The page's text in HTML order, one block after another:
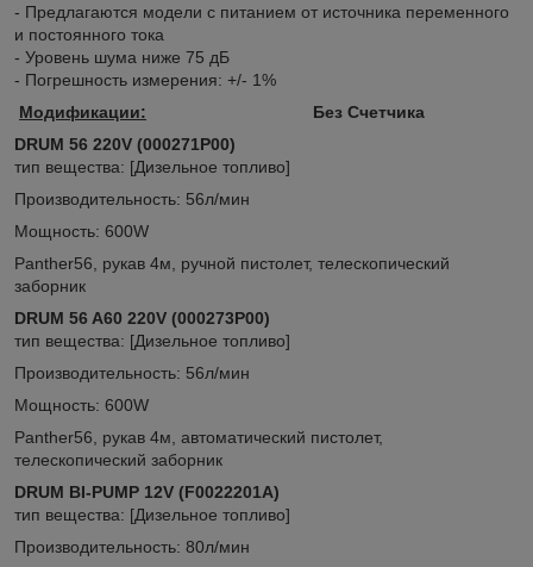
- Предлагаются модели с питанием от источника переменного
и постоянного тока
- Уровень шума ниже 75 дБ
- Погрешность измерения: +/- 1%
Модификации:
Без Счетчика
DRUM 56 220V (000271P00)
тип вещества: [Дизельное топливо]
Производительность: 56л/мин
Мощность: 600W
Panther56, рукав 4м, ручной пистолет, телескопический
заборник
DRUM 56 A60 220V (000273P00)
тип вещества: [Дизельное топливо]
Производительность: 56л/мин
Мощность: 600W
Panther56, рукав 4м, автоматический пистолет,
телескопический заборник
DRUM BI-PUMP 12V (F0022201A)
тип вещества: [Дизельное топливо]
Производительность: 80л/мин